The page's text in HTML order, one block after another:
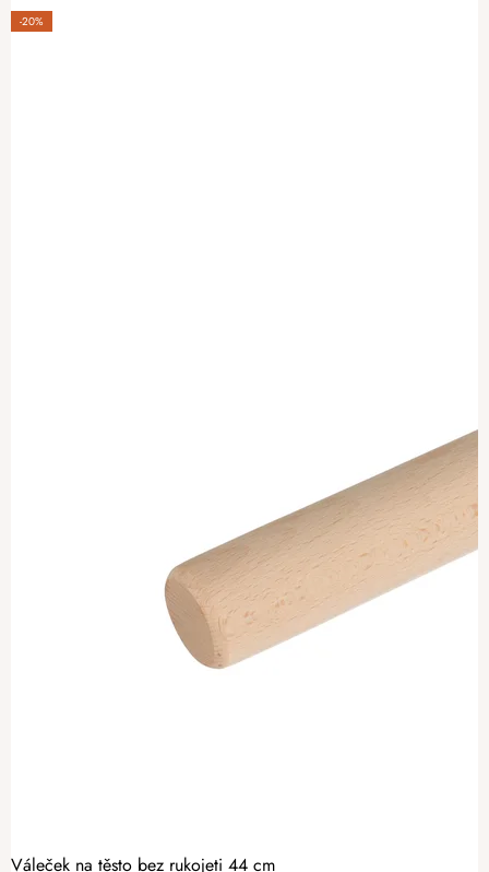
-20%
Váleček na těsto bez rukojeti 44 cm